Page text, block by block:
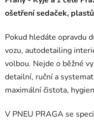
ošetření sedaček,
Pokud hledáte opravdu
vozu, autodetailing
volbou. Nejde o běžné
detailní, ruční a
maximální čistota,
V PNEU PRAGA se